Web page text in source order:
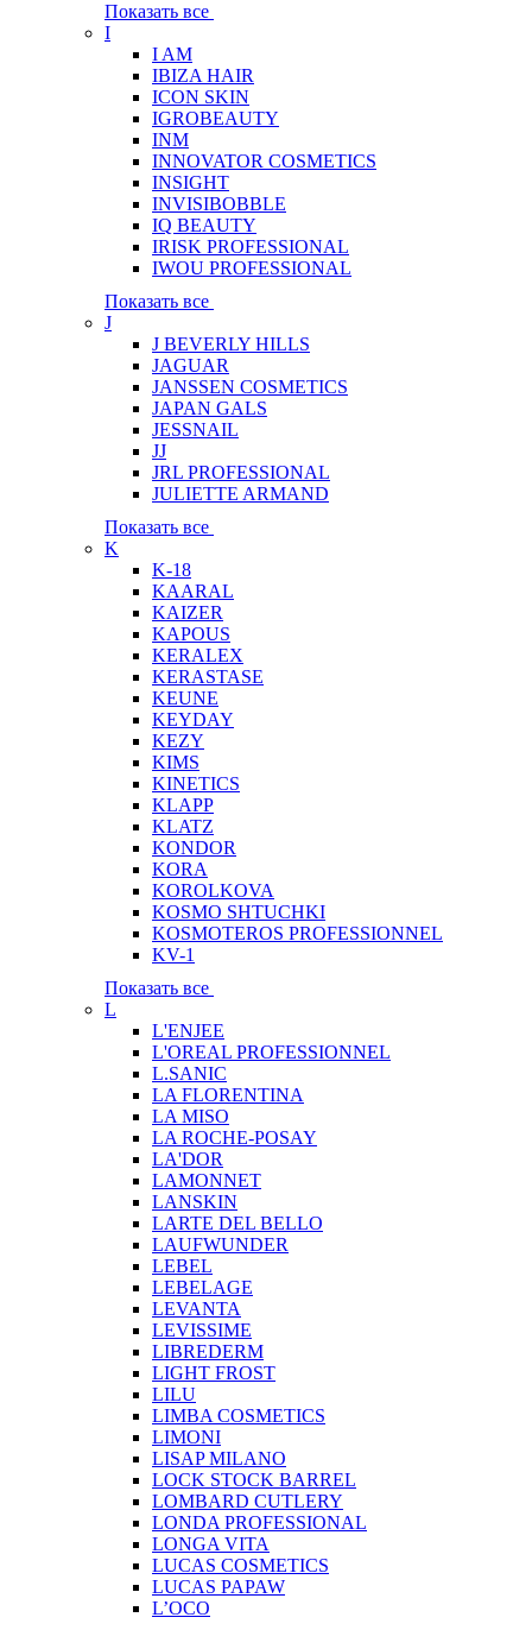
Показать все
I
I AM
IBIZA HAIR
ICON SKIN
IGROBEAUTY
INM
INNOVATOR COSMETICS
INSIGHT
INVISIBOBBLE
IQ BEAUTY
IRISK PROFESSIONAL
IWOU PROFESSIONAL
Показать все
J
J BEVERLY HILLS
JAGUAR
JANSSEN COSMETICS
JAPAN GALS
JESSNAIL
JJ
JRL PROFESSIONAL
JULIETTE ARMAND
Показать все
K
K-18
KAARAL
KAIZER
KAPOUS
KERALEX
KERASTASE
KEUNE
KEYDAY
KEZY
KIMS
KINETICS
KLAPP
KLATZ
KONDOR
KORA
KOROLKOVA
KOSMO SHTUCHKI
KOSMOTEROS PROFESSIONNEL
KV-1
Показать все
L
L'ENJEE
L'OREAL PROFESSIONNEL
L.SANIC
LA FLORENTINA
LA MISO
LA ROCHE-POSAY
LA'DOR
LAMONNET
LANSKIN
LARTE DEL BELLO
LAUFWUNDER
LEBEL
LEBELAGE
LEVANTA
LEVISSIME
LIBREDERM
LIGHT FROST
LILU
LIMBA COSMETICS
LIMONI
LISAP MILANO
LOCK STOCK BARREL
LOMBARD CUTLERY
LONDA PROFESSIONAL
LONGA VITA
LUCAS COSMETICS
LUCAS PAPAW
L’OCO